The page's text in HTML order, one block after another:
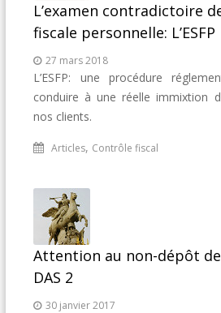
L’examen contradictoire
fiscale personnelle: L’ESFP
27 mars 2018
L’ESFP: une procédure
conduire à une réelle immixtion
nos clients.
Articles, Contrôle fiscal
Attention au non-dépôt
DAS 2
30 janvier 2017